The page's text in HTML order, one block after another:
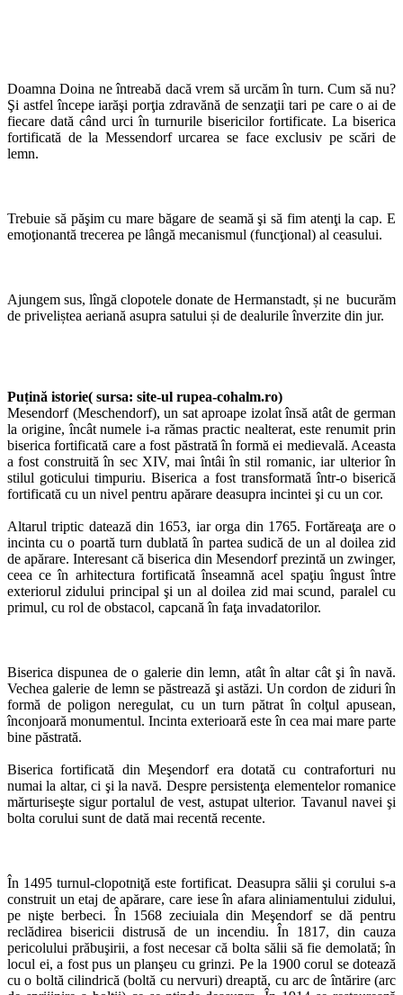
Doamna Doina ne întreabă dacă vrem să urcăm în turn. Cum să nu?
Şi astfel începe iarăşi porţia zdravănă de senzaţii tari pe care o ai de
fiecare dată când urci în turnurile bisericilor fortificate. La biserica
fortificată de la Messendorf urcarea se face exclusiv pe scări de
lemn.
Trebuie să păşim cu mare băgare de seamă şi să fim atenţi la cap. E
emoţionantă trecerea pe lângă mecanismul (funcţional) al ceasului.
Ajungem sus, lîngă clopotele donate de Hermanstadt, și ne bucurăm
de priveliștea aeriană asupra satului și de dealurile înverzite din jur.
Puțină istorie( sursa: site-ul rupea-cohalm.ro)
Mesendorf (Meschendorf), un sat aproape izolat însă atât de german
la origine, încât numele i-a rămas practic nealterat, este renumit prin
biserica fortificată care a fost păstrată în formă ei medievală. Aceasta
a fost construită în sec XIV, mai întâi în stil romanic, iar ulterior în
stilul goticului timpuriu. Biserica a fost transformată într-o biserică
fortificată cu un nivel pentru apărare deasupra incintei şi cu un cor.
Altarul triptic datează din 1653, iar orga din 1765. Fortăreaţa are o
incinta cu o poartă turn dublată în partea sudică de un al doilea zid
de apărare. Interesant că biserica din Mesendorf prezintă un zwinger,
ceea ce în arhitectura fortificată înseamnă acel spaţiu îngust între
exteriorul zidului principal şi un al doilea zid mai scund, paralel cu
primul, cu rol de obstacol, capcană în faţa invadatorilor.
Biserica dispunea de o galerie din lemn, atât în altar cât şi în navă.
Vechea galerie de lemn se păstrează şi astăzi. Un cordon de ziduri în
formă de poligon neregulat, cu un turn pătrat în colţul apusean,
înconjoară monumentul. Incinta exterioară este în cea mai mare parte
bine păstrată.
Biserica fortificată din Meşendorf era dotată cu contraforturi nu
numai la altar, ci şi la navă. Despre persistenţa elementelor romanice
mărturiseşte sigur portalul de vest, astupat ulterior. Tavanul navei şi
bolta corului sunt de dată mai recentă recente.
În 1495 turnul-clopotniţă este fortificat. Deasupra sălii şi corului s-a
construit un etaj de apărare, care iese în afara aliniamentului zidului,
pe nişte berbeci. În 1568 zeciuiala din Meşendorf se dă pentru
reclădirea bisericii distrusă de un incendiu. În 1817, din cauza
pericolului prăbuşirii, a fost necesar că bolta sălii să fie demolată; în
locul ei, a fost pus un planşeu cu grinzi. Pe la 1900 corul se dotează
cu o boltă cilindrică (boltă cu nervuri) dreaptă, cu arc de întărire (arc